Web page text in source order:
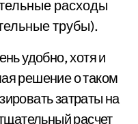
расходы
трубы).
удобно, хотя и
решение о таком
затраты на
расчет